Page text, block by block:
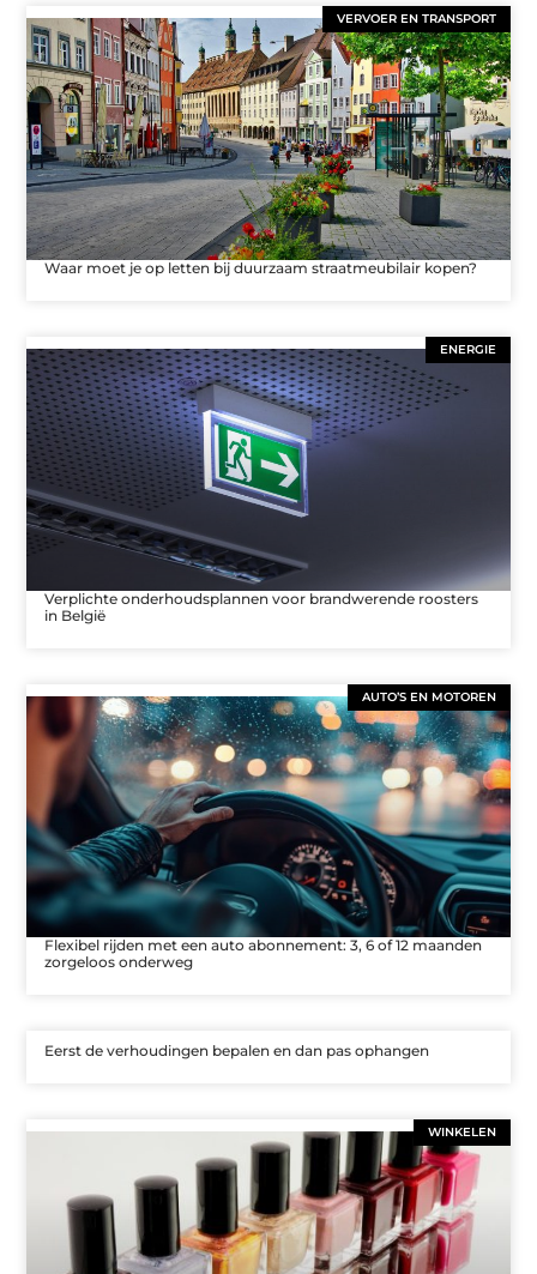
VERVOER EN TRANSPORT
Waar moet je op letten bij duurzaam straatmeubilair kopen?
ENERGIE
Verplichte onderhoudsplannen voor brandwerende roosters
in België
AUTO’S EN MOTOREN
Flexibel rijden met een auto abonnement: 3, 6 of 12 maanden
zorgeloos onderweg
Eerst de verhoudingen bepalen en dan pas ophangen
WINKELEN